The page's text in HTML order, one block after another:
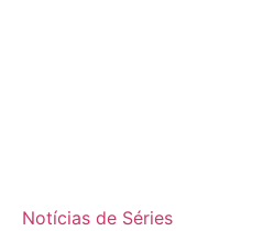
Notícias de Séries